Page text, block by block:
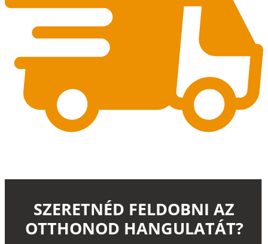
SZERETNÉD FELDOBNI AZ
OTTHONOD HANGULATÁT?